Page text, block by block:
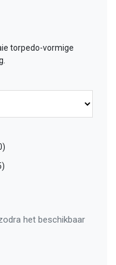
torpedo-vormige
het beschikbaar